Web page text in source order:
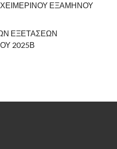
ΕΞΑΜΗΝΟΥ
ΕΞΕΤΑΣΕΩΝ
2025Β